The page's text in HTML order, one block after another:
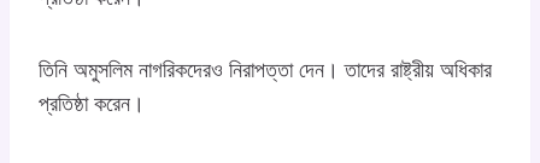
তিনি অমুসলিম নাগরিকদেরও নিরাপত্তা দেন। তাদের রাষ্ট্রীয় অধিকার
প্রতিষ্ঠা করেন।